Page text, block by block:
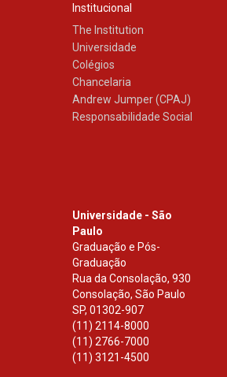
Institucional
The Institution
Universidade
Colégios
Chancelaria
Andrew Jumper (CPAJ)
Responsabilidade Social
Universidade - São
Paulo
Graduação e Pós-
Graduação
Rua da Consolação, 930
Consolação, São Paulo
SP, 01302-907
(11) 2114-8000
(11) 2766-7000
(11) 3121-4500